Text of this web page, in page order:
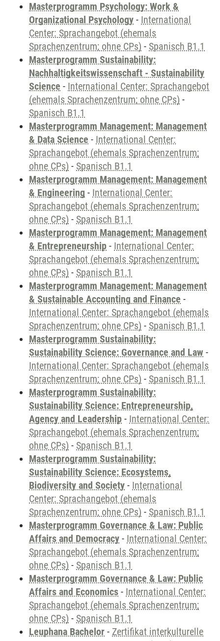
Masterprogramm Psychology: Work &
Organizational Psychology - International
Center: Sprachangebot (ehemals
Sprachenzentrum; ohne CPs) - Spanisch B1.1
Masterprogramm Sustainability:
Nachhaltigkeitswissenschaft - Sustainability
Science - International Center: Sprachangebot
(ehemals Sprachenzentrum; ohne CPs) -
Spanisch B1.1
Masterprogramm Management: Management
& Data Science - International Center:
Sprachangebot (ehemals Sprachenzentrum;
ohne CPs) - Spanisch B1.1
Masterprogramm Management: Management
& Engineering - International Center:
Sprachangebot (ehemals Sprachenzentrum;
ohne CPs) - Spanisch B1.1
Masterprogramm Management: Management
& Entrepreneurship - International Center:
Sprachangebot (ehemals Sprachenzentrum;
ohne CPs) - Spanisch B1.1
Masterprogramm Management: Management
& Sustainable Accounting and Finance -
International Center: Sprachangebot (ehemals
Sprachenzentrum; ohne CPs) - Spanisch B1.1
Masterprogramm Sustainability:
Sustainability Science: Governance and Law -
International Center: Sprachangebot (ehemals
Sprachenzentrum; ohne CPs) - Spanisch B1.1
Masterprogramm Sustainability:
Sustainability Science: Entrepreneurship,
Agency and Leadership - International Center:
Sprachangebot (ehemals Sprachenzentrum;
ohne CPs) - Spanisch B1.1
Masterprogramm Sustainability:
Sustainability Science: Ecosystems,
Biodiversity and Society - International
Center: Sprachangebot (ehemals
Sprachenzentrum; ohne CPs) - Spanisch B1.1
Masterprogramm Governance & Law: Public
Affairs and Democracy - International Center:
Sprachangebot (ehemals Sprachenzentrum;
ohne CPs) - Spanisch B1.1
Masterprogramm Governance & Law: Public
Affairs and Economics - International Center:
Sprachangebot (ehemals Sprachenzentrum;
ohne CPs) - Spanisch B1.1
Leuphana Bachelor - Zertifikat interkulturelle